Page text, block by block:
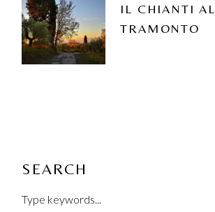
IL CHIANTI AL
TRAMONTO
SEARCH